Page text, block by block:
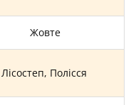
Жовте
Лісостеп, Полісся